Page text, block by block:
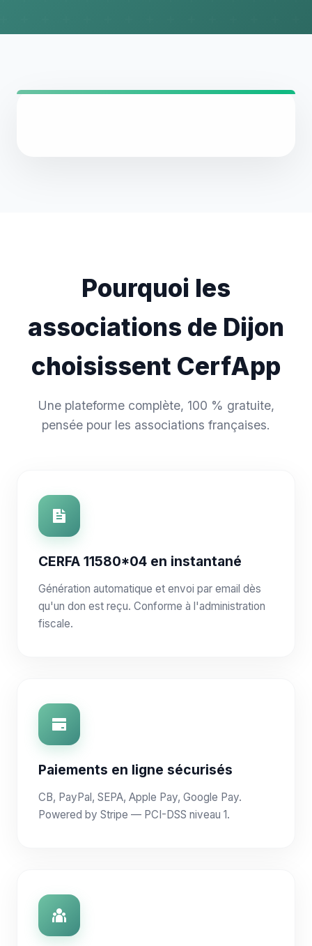
Pourquoi les
associations de Dijon
choisissent CerfApp
Une plateforme complète, 100 % gratuite,
pensée pour les associations françaises.
CERFA 11580*04 en instantané
Génération automatique et envoi par email dès
qu'un don est reçu. Conforme à l'administration
fiscale.
Paiements en ligne sécurisés
CB, PayPal, SEPA, Apple Pay, Google Pay.
Powered by Stripe — PCI-DSS niveau 1.